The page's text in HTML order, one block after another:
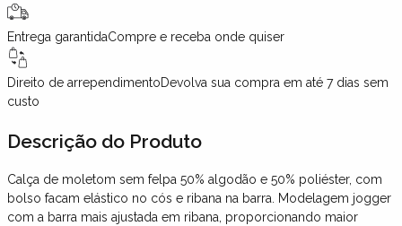
Entrega garantidaCompre e receba onde quiser
Direito de arrependimentoDevolva sua compra em até 7 dias sem
custo
Descrição do Produto
Calça de moletom sem felpa 50% algodão e 50% poliéster, com
bolso facam elástico no cós e ribana na barra. Modelagem jogger
com a barra mais ajustada em ribana, proporcionando maior